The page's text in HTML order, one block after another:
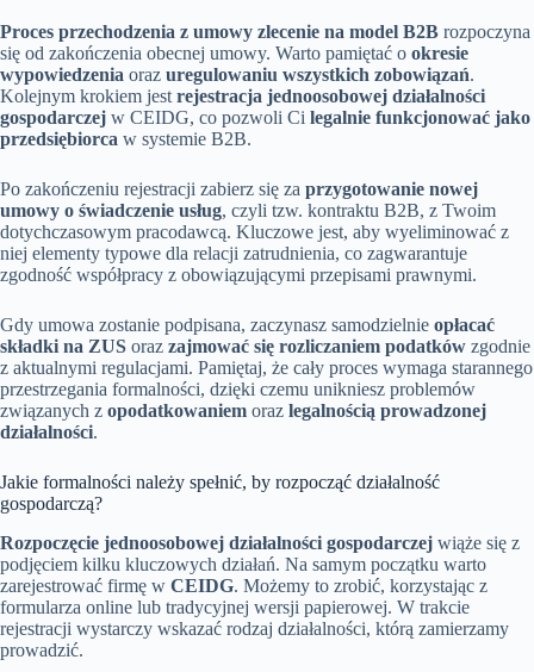
Proces przechodzenia z umowy zlecenie na model B2B rozpoczyna
się od zakończenia obecnej umowy. Warto pamiętać o okresie
wypowiedzenia oraz uregulowaniu wszystkich zobowiązań.
Kolejnym krokiem jest rejestracja jednoosobowej działalności
gospodarczej w CEIDG, co pozwoli Ci legalnie funkcjonować jako
przedsiębiorca w systemie B2B.
Po zakończeniu rejestracji zabierz się za przygotowanie nowej
umowy o świadczenie usług, czyli tzw. kontraktu B2B, z Twoim
dotychczasowym pracodawcą. Kluczowe jest, aby wyeliminować z
niej elementy typowe dla relacji zatrudnienia, co zagwarantuje
zgodność współpracy z obowiązującymi przepisami prawnymi.
Gdy umowa zostanie podpisana, zaczynasz samodzielnie opłacać
składki na ZUS oraz zajmować się rozliczaniem podatków zgodnie
z aktualnymi regulacjami. Pamiętaj, że cały proces wymaga starannego
przestrzegania formalności, dzięki czemu unikniesz problemów
związanych z opodatkowaniem oraz legalnością prowadzonej
działalności.
Jakie formalności należy spełnić, by rozpocząć działalność
gospodarczą?
Rozpoczęcie jednoosobowej działalności gospodarczej wiąże się z
podjęciem kilku kluczowych działań. Na samym początku warto
zarejestrować firmę w CEIDG. Możemy to zrobić, korzystając z
formularza online lub tradycyjnej wersji papierowej. W trakcie
rejestracji wystarczy wskazać rodzaj działalności, którą zamierzamy
prowadzić.